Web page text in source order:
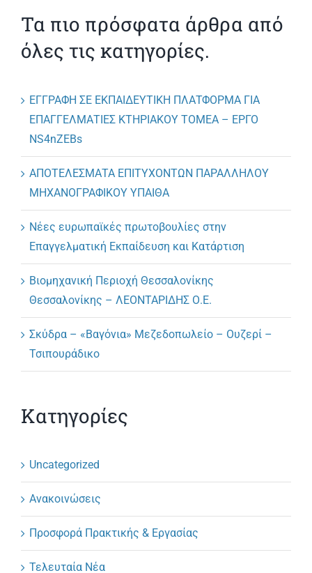
Τα πιο πρόσφατα άρθρα από
όλες τις κατηγορίες.
ΕΓΓΡΑΦΗ ΣΕ ΕΚΠΑΙΔΕΥΤΙΚΗ ΠΛΑΤΦΟΡΜΑ ΓΙΑ
ΕΠΑΓΓΕΛΜΑΤΙΕΣ ΚΤΗΡΙΑΚΟΥ ΤΟΜΕΑ – ΕΡΓΟ
NS4nZEBs
ΑΠΟΤΕΛΕΣΜΑΤΑ ΕΠΙΤΥΧΟΝΤΩΝ ΠΑΡΑΛΛΗΛΟΥ
ΜΗΧΑΝΟΓΡΑΦΙΚΟΥ ΥΠΑΙΘΑ
Νέες ευρωπαϊκές πρωτοβουλίες στην
Επαγγελματική Εκπαίδευση και Κατάρτιση
Βιομηχανική Περιοχή Θεσσαλονίκης
Θεσσαλονίκης – ΛΕΟΝΤΑΡΙΔΗΣ Ο.Ε.
Σκύδρα – «Βαγόνια» Μεζεδοπωλείο – Ουζερί –
Τσιπουράδικο
Κατηγορίες
Uncategorized
Ανακοινώσεις
Προσφορά Πρακτικής & Εργασίας
Τελευταία Νέα